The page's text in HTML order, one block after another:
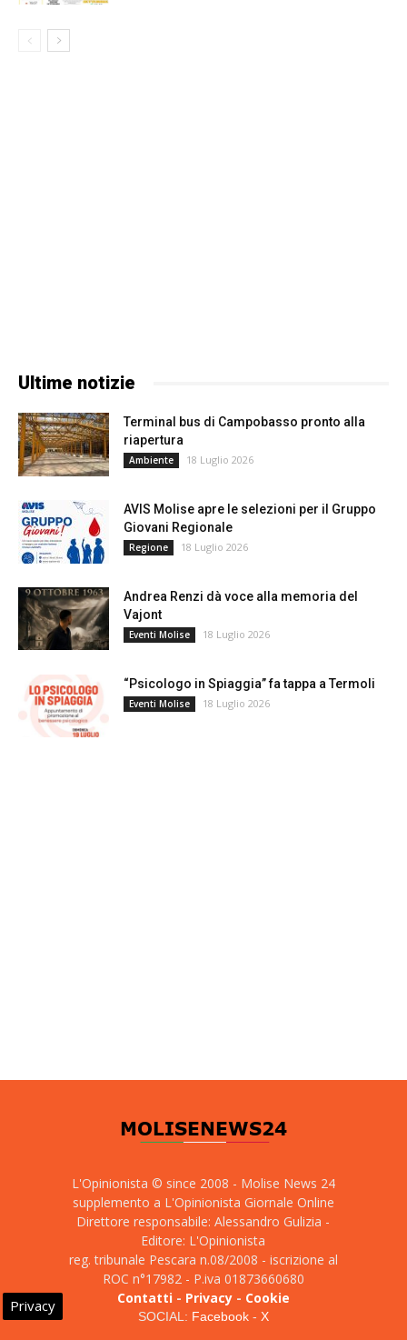
Ultime notizie
Terminal bus di Campobasso pronto alla
riapertura
Ambiente 18 Luglio 2026
AVIS Molise apre le selezioni per il Gruppo
Giovani Regionale
Regione 18 Luglio 2026
Andrea Renzi dà voce alla memoria del
Vajont
Eventi Molise 18 Luglio 2026
“Psicologo in Spiaggia” fa tappa a Termoli
Eventi Molise 18 Luglio 2026
L'Opinionista © since 2008 - Molise News 24
supplemento a L'Opinionista Giornale Online
Direttore responsabile: Alessandro Gulizia -
Editore: L'Opinionista
reg. tribunale Pescara n.08/2008 - iscrizione al
ROC n°17982 - P.iva 01873660680
Contatti- Privacy- Cookie
SOCIAL: Facebook- X
Privacy